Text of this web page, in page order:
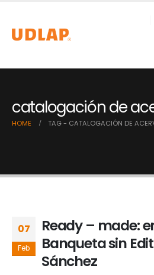
catalogación de
HOME TAG - CATALOGACIÓN DE
07
Feb
Ready – made:
Banqueta sin
Sánchez